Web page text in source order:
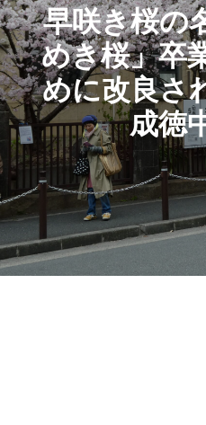
早咲き桜の
めき桜」卒
めに改良さ
成徳